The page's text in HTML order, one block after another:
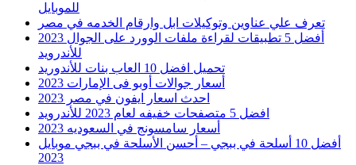
للموبايل
تعرف علي عناوين وتوكيلات ابل وارقام الخدمه في مصر
أفضل 5 تطبيقات لقراءة ملفات الوورد على الجوال 2023
للأندرويد
تحميل افضل 10 العاب بنات للأندوريد
أسعار جوالات أوبو فى الإمارات 2023
احدث اسعار ايفون في مصر 2023
افضل 5 متصفحات خفيفه لعام 2023 للأندرويد
أسعار سامسونج في السعوديه 2023
أفضل 10 أسلحة في ببجي – أحسن الأسلحة في ببجي موبايل
2023